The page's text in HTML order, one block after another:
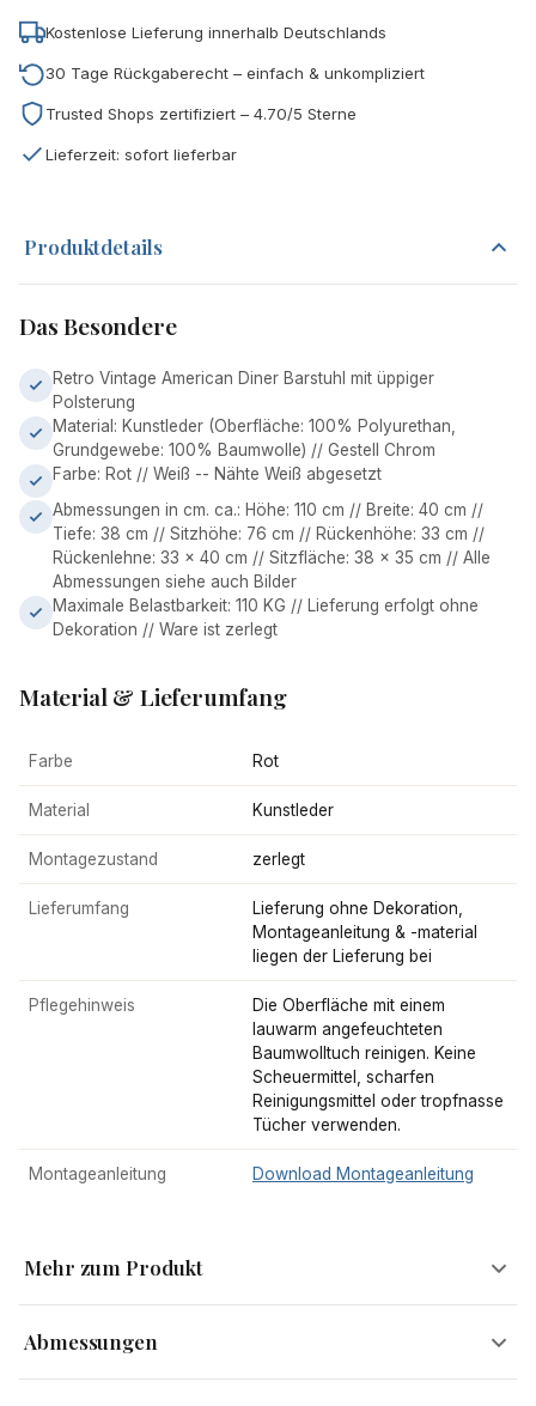
Kostenlose Lieferung innerhalb Deutschlands
30 Tage Rückgaberecht – einfach & unkompliziert
Trusted Shops zertifiziert – 4.70/5 Sterne
Lieferzeit: sofort lieferbar
Produktdetails
Das Besondere
Retro Vintage American Diner Barstuhl mit üppiger
Polsterung
Material: Kunstleder (Oberfläche: 100% Polyurethan,
Grundgewebe: 100% Baumwolle) // Gestell Chrom
Farbe: Rot // Weiß -- Nähte Weiß abgesetzt
Abmessungen in cm. ca.: Höhe: 110 cm // Breite: 40 cm //
Tiefe: 38 cm // Sitzhöhe: 76 cm // Rückenhöhe: 33 cm //
Rückenlehne: 33 x 40 cm // Sitzfläche: 38 x 35 cm // Alle
Abmessungen siehe auch Bilder
Maximale Belastbarkeit: 110 KG // Lieferung erfolgt ohne
Dekoration // Ware ist zerlegt
Material & Lieferumfang
Farbe Rot
Material Kunstleder
Montagezustand zerlegt
Lieferumfang
Lieferung ohne Dekoration,
Montageanleitung & -material
liegen der Lieferung bei
Pflegehinweis
Die Oberfläche mit einem
lauwarm angefeuchteten
Baumwolltuch reinigen. Keine
Scheuermittel, scharfen
Reinigungsmittel oder tropfnasse
Tücher verwenden.
Montageanleitung Download Montageanleitung
Mehr zum Produkt
Barhocker American Diner Barstuhl 50er
Abmessungen